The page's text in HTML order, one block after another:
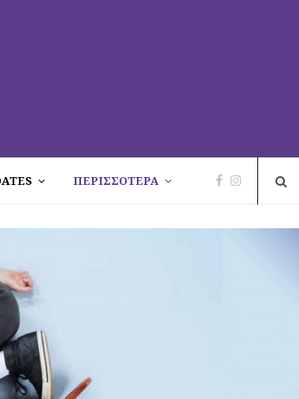
ΠΕΡΙΣΣΟΤΕΡΑ